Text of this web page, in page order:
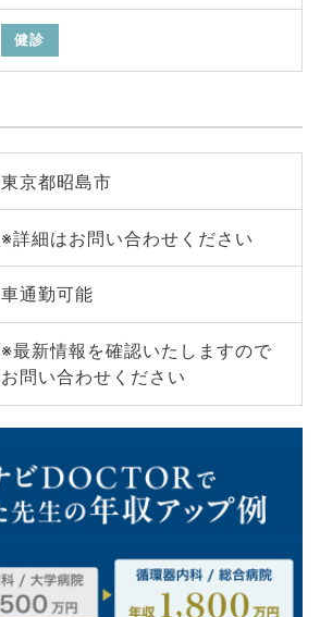
健診
東京都昭島市
※詳細はお問い合わせください
車通勤可能
※最新情報を確認いたしますので
お問い合わせください